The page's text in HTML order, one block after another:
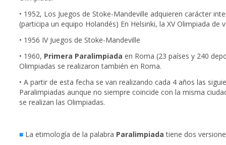
• 1952, Los Juegos de Stoke-Mandeville adquieren carácter
(participa un equipo Holandés) En Helsinki, la XV Olimpiada de
• 1956 IV Juegos de Stoke-Mandeville
• 1960, Primera Paralimpiada en Roma (23 países y 240
Olimpiadas se realizaron también en Roma.
• A partir de esta fecha se van realizando cada 4 años las
Paralimpiadas aunque no siempre coincide con la misma
se realizan las Olimpiadas.
■ La etimología de la palabra Paralimpiada tiene dos